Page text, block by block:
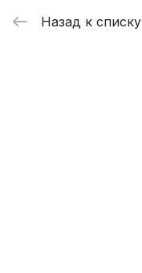
Назад к списку